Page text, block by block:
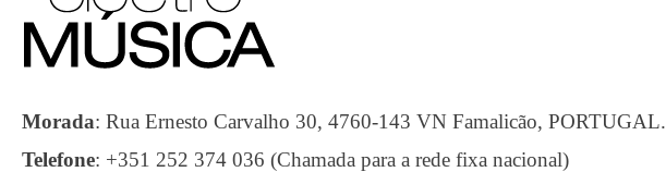
Morada: Rua Ernesto Carvalho 30, 4760-143 VN Famalicão, PORTUGAL.
Telefone: +351 252 374 036 (Chamada para a rede fixa nacional)